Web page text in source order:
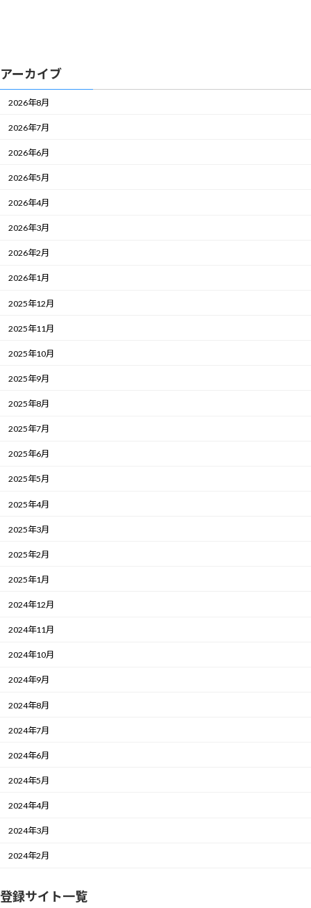
アーカイブ
2026年8月
2026年7月
2026年6月
2026年5月
2026年4月
2026年3月
2026年2月
2026年1月
2025年12月
2025年11月
2025年10月
2025年9月
2025年8月
2025年7月
2025年6月
2025年5月
2025年4月
2025年3月
2025年2月
2025年1月
2024年12月
2024年11月
2024年10月
2024年9月
2024年8月
2024年7月
2024年6月
2024年5月
2024年4月
2024年3月
2024年2月
登録サイト一覧